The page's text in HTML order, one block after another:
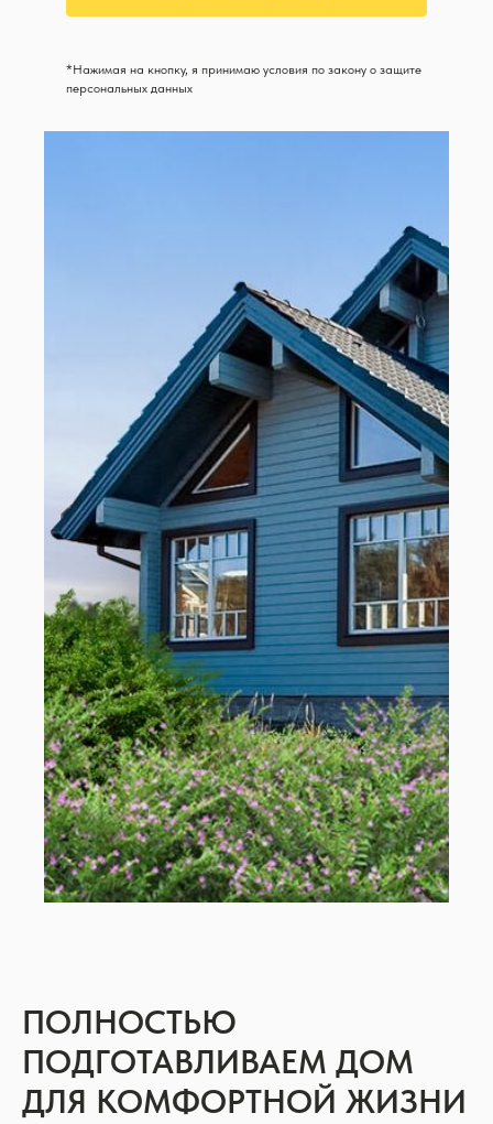
*Нажимая на кнопку, я принимаю условия по закону о защите
персональных данных
ПОЛНОСТЬЮ
ПОДГОТАВЛИВАЕМ ДОМ
ДЛЯ КОМФОРТНОЙ ЖИЗНИ